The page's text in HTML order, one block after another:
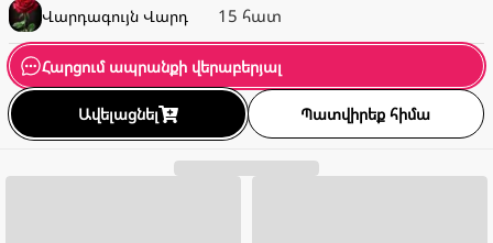
Վարդագույն Վարդ 15 հատ
Հարցում ապրանքի վերաբերյալ
Ավելացնել Պատվիրեք հիմա